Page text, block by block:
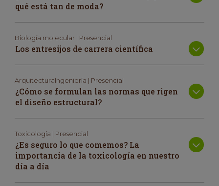
qué está tan de moda?
Biología molecular | Presencial
Los entresijos de carrera científica
ArquitecturaIngeniería | Presencial
¿Cómo se formulan las normas que rigen
el diseño estructural?
Toxicología | Presencial
¿Es seguro lo que comemos? La
importancia de la toxicología en nuestro
día a día